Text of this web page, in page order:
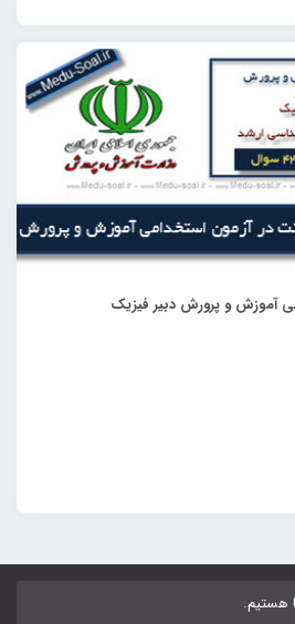
آموزش و پرورش دبیر فیزیک
هستیم.